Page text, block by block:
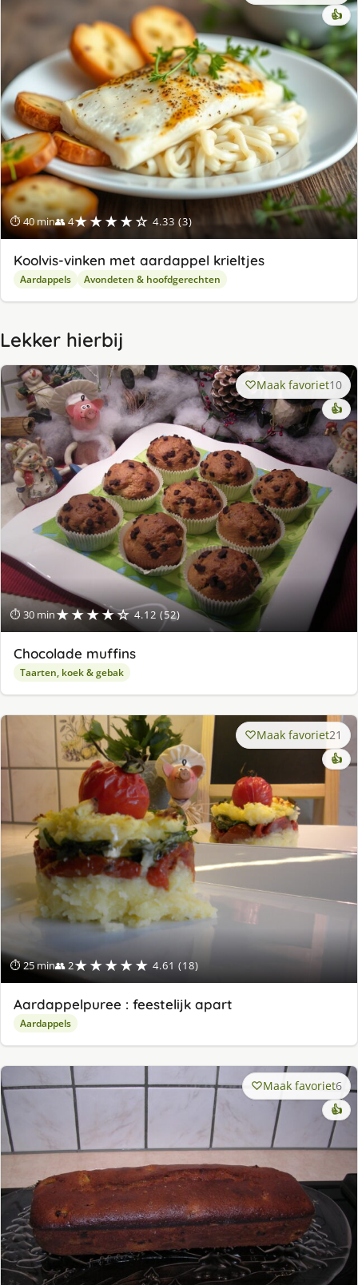
⏱ 40 min👥 4★★★★☆ 4.33 (3)
👍
Koolvis-vinken met aardappel krieltjes
Aardappels Avondeten & hoofdgerechten
Lekker hierbij
⏱ 30 min★★★★☆ 4.12 (52)
Maak favoriet10
👍
Chocolade muffins
Taarten, koek & gebak
⏱ 25 min👥 2★★★★★ 4.61 (18)
Maak favoriet21
👍
Aardappelpuree : feestelijk apart
Aardappels
Maak favoriet6
👍